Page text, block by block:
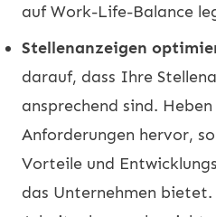
auf Work-Life-Balance
Stellenanzeigen
darauf, dass Ihre
ansprechend sind.
Anforderungen hervor,
Vorteile und
das Unternehmen